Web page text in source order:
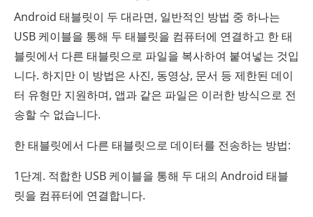
Android 태블릿이 두 대라면, 일반적인 방법 중 하나는
USB 케이블을 통해 두 태블릿을 컴퓨터에 연결하고 한 태
블릿에서 다른 태블릿으로 파일을 복사하여 붙여넣는 것입
니다. 하지만 이 방법은 사진, 동영상, 문서 등 제한된 데이
터 유형만 지원하며, 앱과 같은 파일은 이러한 방식으로 전
송할 수 없습니다.
한 태블릿에서 다른 태블릿으로 데이터를 전송하는 방법:
1단계. 적합한 USB 케이블을 통해 두 대의 Android 태블
릿을 컴퓨터에 연결합니다.